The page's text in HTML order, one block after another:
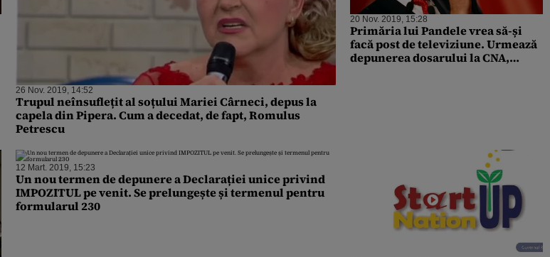
26 Nov. 2019, 14:52
Trupul neînsuflețit al soțului Mariei Cârneci, depus la
capela din Pipera. Cum a decedat, de fapt, Romulus
Petrescu
20 Nov. 2019, 15:28
Primăria lui Pandele vrea să-și
facă post de televiziune. Urmează
depunerea dosarului la CNA,
12 Mart. 2019, 15:23
Un nou termen de depunere a Declarației unice privind
IMPOZITUL pe venit. Se prelungește și termenul pentru
formularul 230